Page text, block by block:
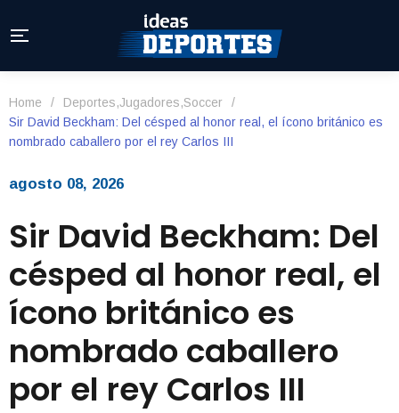
Home / Deportes,Jugadores,Soccer
/
Sir David Beckham: Del césped al honor real, el ícono británico es
nombrado caballero por el rey Carlos III
agosto 08, 2026
Sir David Beckham: Del
césped al honor real, el
ícono británico es
nombrado caballero
por el rey Carlos III